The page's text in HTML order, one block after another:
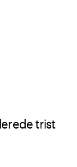
trist